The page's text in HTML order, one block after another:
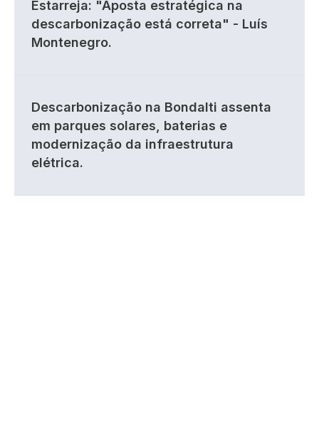
Estarreja: "Aposta estratégica na
descarbonização está correta" - Luís
Montenegro.
Descarbonização na Bondalti assenta
em parques solares, baterias e
modernização da infraestrutura
elétrica.